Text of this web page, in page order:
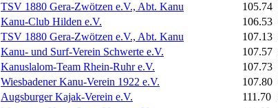
TSV 1880 Gera-Zwötzen e.V., Abt. Kanu 105.74
Kanu-Club Hilden e.V. 106.53
TSV 1880 Gera-Zwötzen e.V., Abt. Kanu 107.13
Kanu- und Surf-Verein Schwerte e.V. 107.57
Kanuslalom-Team Rhein-Ruhr e.V. 107.73
Wiesbadener Kanu-Verein 1922 e.V. 107.80
Augsburger Kajak-Verein e.V. 111.70